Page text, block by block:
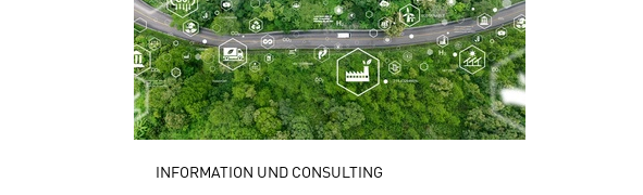
INFORMATION UND CONSULTING